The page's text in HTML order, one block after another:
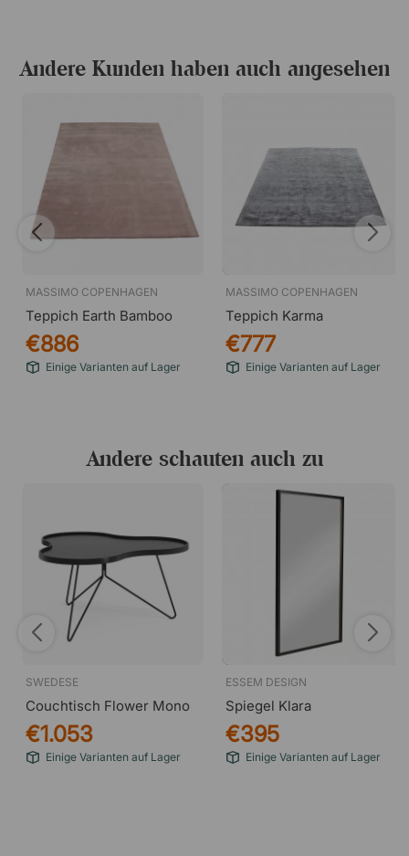
Andere Kunden haben auch angesehen
MASSIMO COPENHAGEN
Teppich Earth Bamboo
€886
Einige Varianten auf Lager
MASSIMO COPENHAGEN
Teppich Karma
€777
Einige Varianten auf Lager
Andere schauten auch zu
SWEDESE
Couchtisch Flower Mono
€1.053
Einige Varianten auf Lager
ESSEM DESIGN
Spiegel Klara
€395
Einige Varianten auf Lager